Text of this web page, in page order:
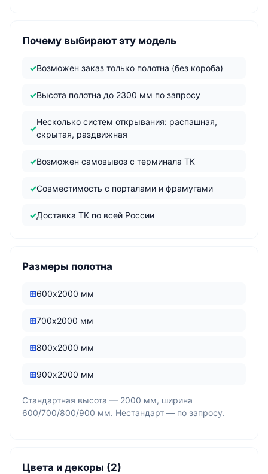
Почему выбирают эту модель
Возможен заказ только полотна (без короба)
Высота полотна до 2300 мм по запросу
Несколько систем открывания: распашная,
скрытая, раздвижная
Возможен самовывоз с терминала ТК
Совместимость с порталами и фрамугами
Доставка ТК по всей России
Размеры полотна
600х2000 мм
700х2000 мм
800х2000 мм
900х2000 мм
Стандартная высота — 2000 мм, ширина
600/700/800/900 мм. Нестандарт — по запросу.
Цвета и декоры (2)